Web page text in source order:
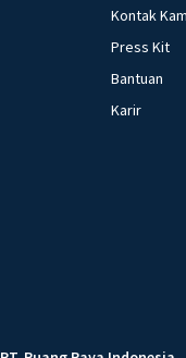
Kontak
Press Kit
Bantuan
Karir